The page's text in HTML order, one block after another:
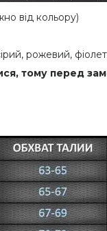
від кольору)
рожевий,
тому перед